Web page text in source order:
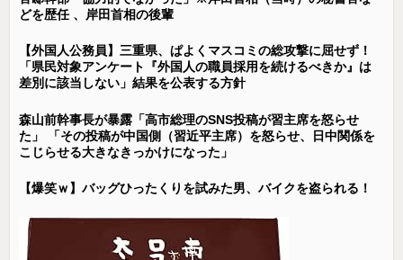
どを歴任 、岸田首相の後輩
【外国人公務員】三重県、ぱよくマスコミの総攻撃に屈せず！
「県民対象アンケート『外国人の職員採用を続けるべきか』は
差別に該当しない」結果を公表する方針
森山前幹事長が暴露「高市総理のSNS投稿が習主席を怒らせ
た」 「その投稿が中国側（習近平主席）を怒らせ、日中関係を
こじらせる大きなきっかけになった」
【爆笑ｗ】バッグひったくりを試みた男、バイクを盗られる！